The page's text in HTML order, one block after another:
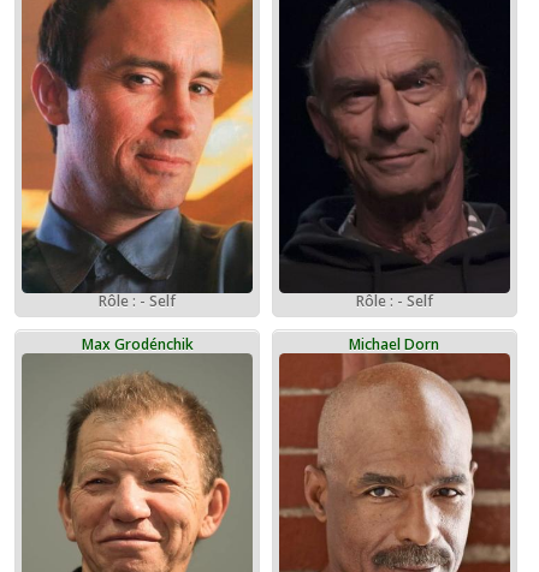
Rôle : - Self Rôle : - Self
Max Grodénchik Michael Dorn